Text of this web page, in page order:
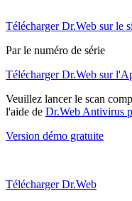
Télécharger Dr.Web sur le
Par le numéro de série
Télécharger Dr.Web sur
Veuillez lancer le scan
l'aide de Dr.Web Antivirus
Version démo gratuite
Télécharger Dr.Web